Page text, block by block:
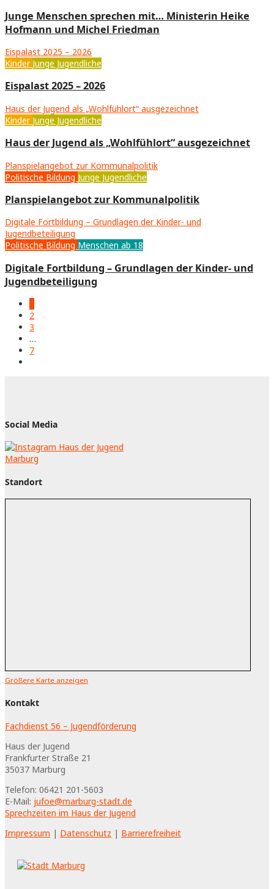
Junge Menschen sprechen mit… Ministerin Heike
Hofmann und Michel Friedman
Eispalast 2025 – 2026
Kinder Junge Jugendliche
Eispalast 2025 – 2026
Haus der Jugend als „Wohlfühlort“ ausgezeichnet
Kinder Junge Jugendliche
Haus der Jugend als „Wohlfühlort“ ausgezeichnet
Planspielangebot zur Kommunalpolitik
Politische Bildung Junge Jugendliche
Planspielangebot zur Kommunalpolitik
Digitale Fortbildung – Grundlagen der Kinder- und
Jugendbeteiligung
Politische Bildung Menschen ab 18
Digitale Fortbildung – Grundlagen der Kinder- und
Jugendbeteiligung
2
3
…
7
Social Media
Standort
Größere Karte anzeigen
Kontakt
Fachdienst 56 – Jugendförderung
Haus der Jugend
Frankfurter Straße 21
35037 Marburg
Telefon: 06421 201-5603
E-Mail: jufoe@marburg-stadt.de
Sprechzeiten im Haus der Jugend
Impressum | Datenschutz | Barrierefreiheit